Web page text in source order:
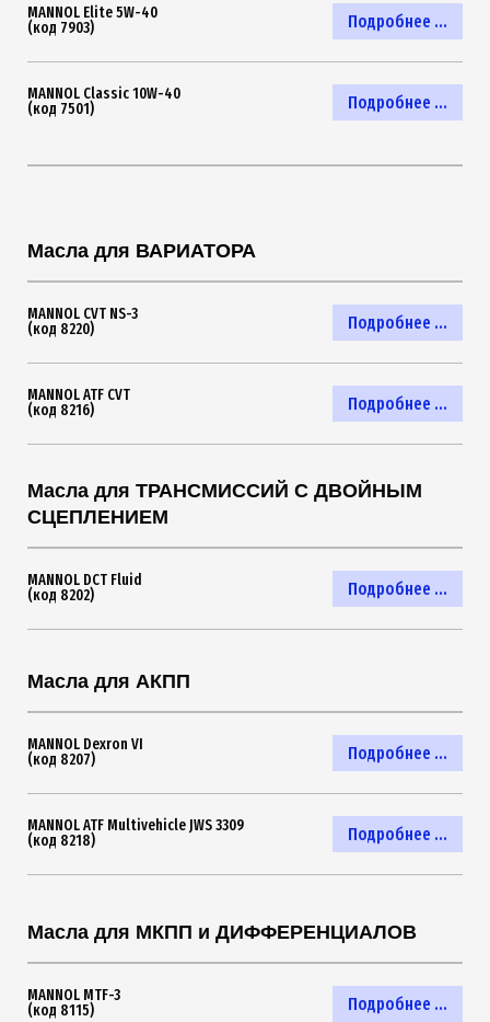
Подробнее ...
MANNOL Elite 5W-40
(код 7903)
Подробнее ...
MANNOL Classic 10W-40
(код 7501)
Масла для ВАРИАТОРА
Подробнее ...
MANNOL CVT NS-3
(код 8220)
Подробнее ...
MANNOL ATF CVT
(код 8216)
Масла для ТРАНСМИССИЙ С ДВОЙНЫМ
СЦЕПЛЕНИЕМ
Подробнее ...
MANNOL DCT Fluid
(код 8202)
Масла для АКПП
Подробнее ...
MANNOL Dexron VI
(код 8207)
Подробнее ...
MANNOL ATF Multivehicle JWS 3309
(код 8218)
Масла для МКПП и ДИФФЕРЕНЦИАЛОВ
Подробнее ...
MANNOL MTF-3
(код 8115)